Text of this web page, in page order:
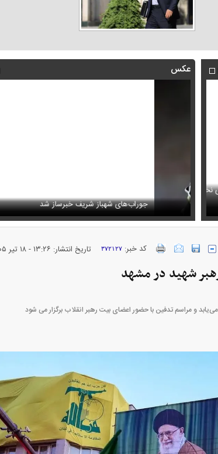
فیلم / وداع تلخ مردم قم با داماد محبوب مبتلا به سندرم داون
عکس
جوراب‌های شهباز شریف خبرساز شد
کد خبر:۳۷۲۱۲۷ تاریخ انتشار: ۱۳:۲۶ - ۱۸ تير ۱۴۰۵
شهید در مشهد
و مراسم تدفین با حضور اعضای بیت رهبر انقلاب برگزار می شود
+ جدول قیمت خودرو‌های ایران خودرو + جدول
از افت شدید
عزل و نصب‌ها
۱۴۰۵